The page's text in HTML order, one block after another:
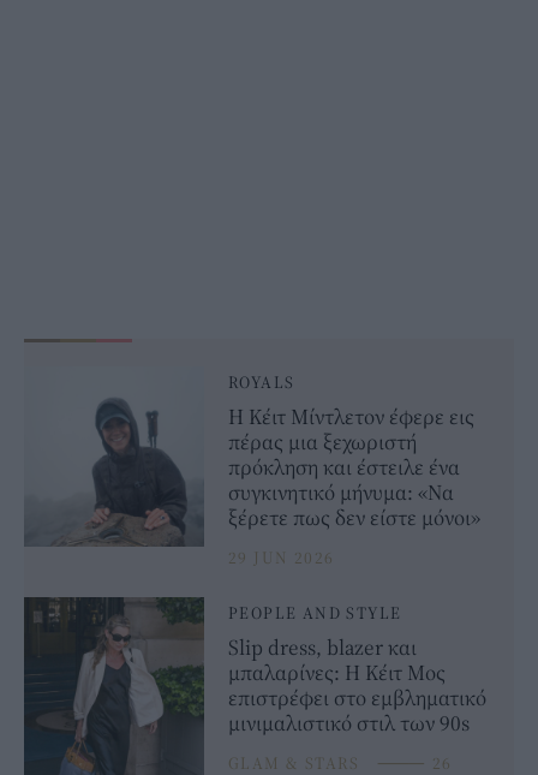
ROYALS
Η Κέιτ Μίντλετον έφερε εις
πέρας μια ξεχωριστή
πρόκληση και έστειλε ένα
συγκινητικό μήνυμα: «Να
ξέρετε πως δεν είστε μόνοι»
29 JUN 2026
PEOPLE AND STYLE
Slip dress, blazer και
μπαλαρίνες: Η Κέιτ Μος
επιστρέφει στο εμβληματικό
μινιμαλιστικό στιλ των 90s
GLAM & STARS ⸻ 26